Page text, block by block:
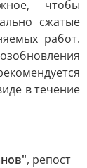
чтобы
сжатые
работ.
в течение
, репост